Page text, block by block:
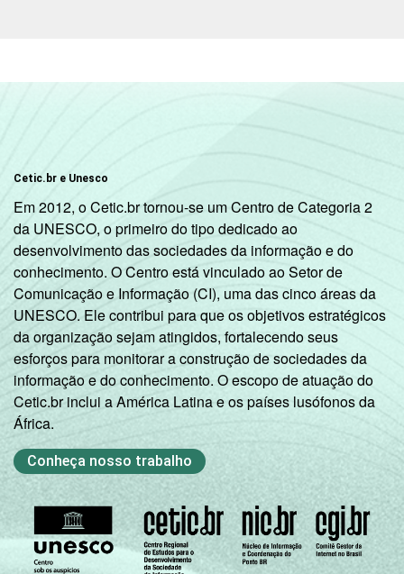
Cetic.br e Unesco
Em 2012, o Cetic.br tornou-se um Centro de Categoria 2
da UNESCO, o primeiro do tipo dedicado ao
desenvolvimento das sociedades da informação e do
conhecimento. O Centro está vinculado ao Setor de
Comunicação e Informação (CI), uma das cinco áreas da
UNESCO. Ele contribui para que os objetivos estratégicos
da organização sejam atingidos, fortalecendo seus
esforços para monitorar a construção de sociedades da
informação e do conhecimento. O escopo de atuação do
Cetic.br inclui a América Latina e os países lusófonos da
África.
Conheça nosso trabalho